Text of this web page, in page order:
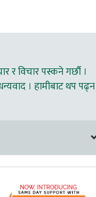
र विचार पस्कने गर्छौ ।
। हामीबाट थप पढ्न